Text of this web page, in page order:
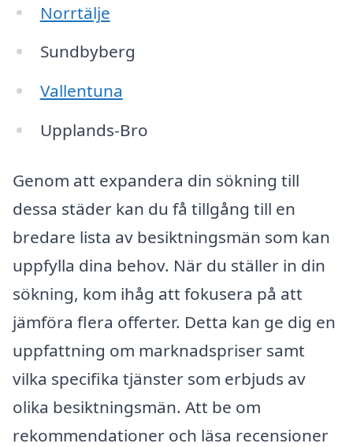
Norrtälje
Sundbyberg
Vallentuna
Upplands-Bro
Genom att expandera din sökning till
dessa städer kan du få tillgång till en
bredare lista av besiktningsmän som kan
uppfylla dina behov. När du ställer in din
sökning, kom ihåg att fokusera på att
jämföra flera offerter. Detta kan ge dig en
uppfattning om marknadspriser samt
vilka specifika tjänster som erbjuds av
olika besiktningsmän. Att be om
rekommendationer och läsa recensioner